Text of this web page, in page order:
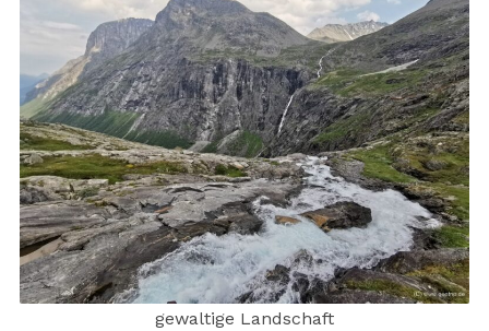
gewaltige Landschaft